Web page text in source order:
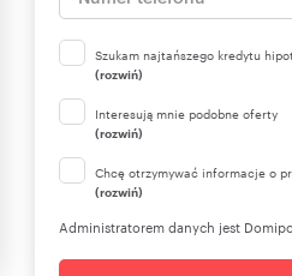
Szukam najtańszego kredytu
(rozwiń)
Interesują mnie podobne oferty
(rozwiń)
Chcę otrzymywać informacje o
(rozwiń)
Administratorem danych jest